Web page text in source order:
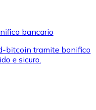
per acquistare
bancario
bitcoin tramite bonifico
e sicuro.